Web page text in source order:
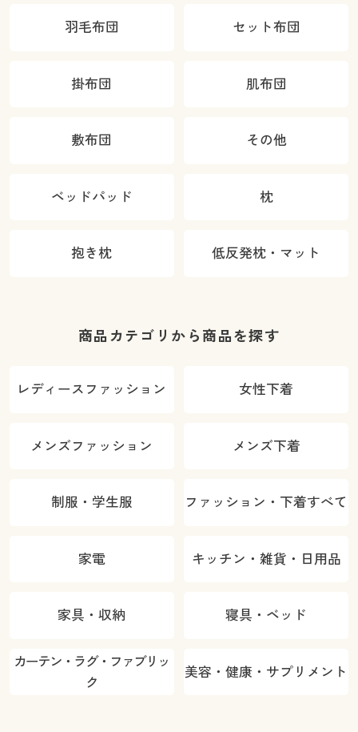
羽毛布団 セット布団
掛布団 肌布団
敷布団 その他
ベッドパッド 枕
抱き枕 低反発枕・マット
商品カテゴリから商品を探す
レディースファッション 女性下着
メンズファッション メンズ下着
制服・学生服 ファッション・下着すべて
家電 キッチン・雑貨・日用品
家具・収納 寝具・ベッド
カーテン・ラグ・ファブリッ
ク
美容・健康・サプリメント